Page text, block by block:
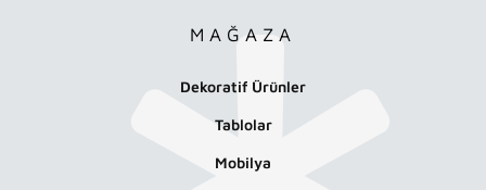
MAĞAZA
Dekoratif Ürünler
Tablolar
Mobilya